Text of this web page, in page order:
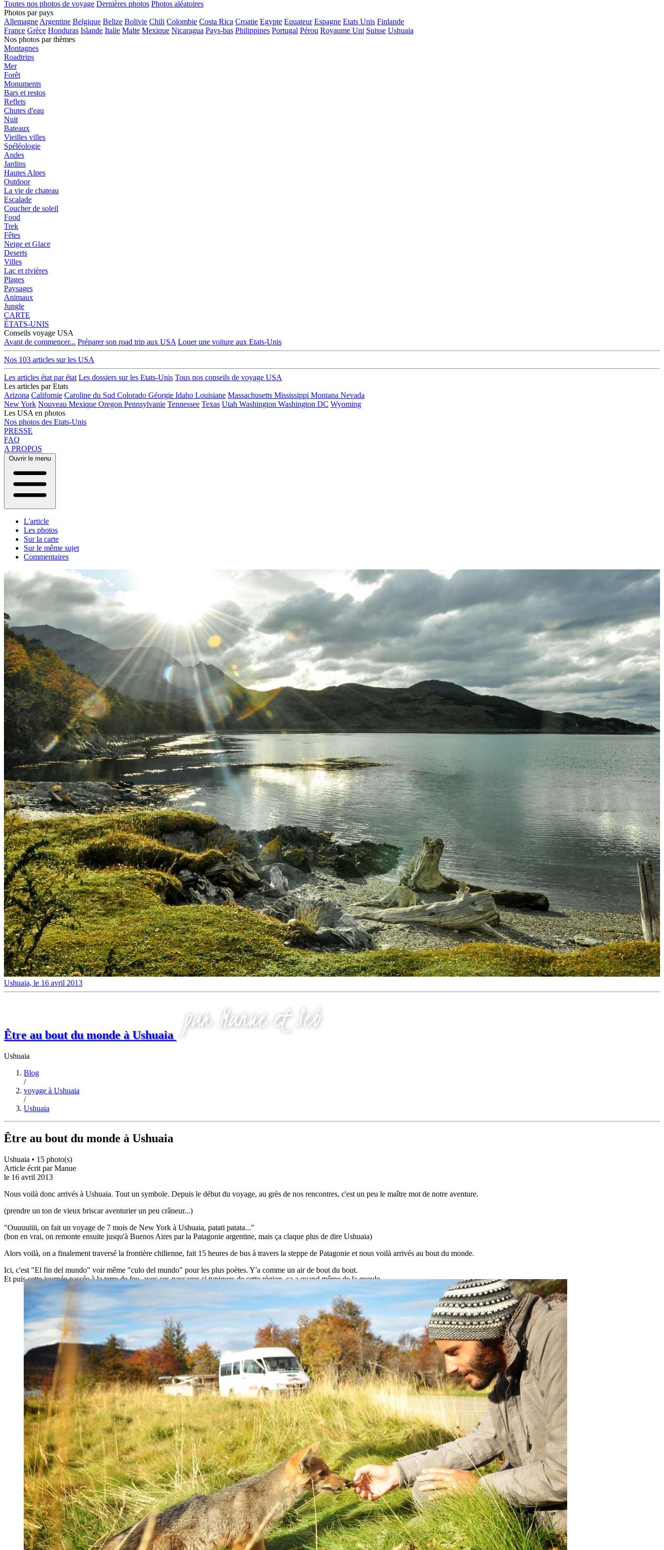
Toutes nos photos de voyage Dernières photos Photos aléatoires
Photos par pays
Allemagne Argentine Belgique Belize Bolivie Chili Colombie Costa Rica Croatie Egypte Equateur Espagne Etats Unis Finlande
France Grèce Honduras Islande Italie Malte Mexique Nicaragua Pays-bas Philippines Portugal Pérou Royaume Uni Suisse Ushuaia
Nos photos par thèmes
Montagnes
Roadtrips
Mer
Forêt
Monuments
Bars et restos
Reflets
Chutes d'eau
Nuit
Bateaux
Vieilles villes
Spéléologie
Andes
Jardins
Hautes Alpes
Outdoor
La vie de chateau
Escalade
Coucher de soleil
Food
Trek
Fêtes
Neige et Glace
Deserts
Villes
Lac et rivières
Plages
Paysages
Animaux
Jungle
CARTE
ÉTATS-UNIS
Conseils voyage USA
Avant de commencer... Préparer son road trip aux USA Louer une voiture aux Etats-Unis
Nos 103 articles sur les USA
Les articles état par état Les dossiers sur les Etats-Unis Tous nos conseils de voyage USA
Les articles par Etats
Arizona Californie Caroline du Sud Colorado Géorgie Idaho Louisiane Massachusetts Mississippi Montana Nevada
New York Nouveau Mexique Oregon Pennsylvanie Tennessee Texas Utah Washington Washington DC Wyoming
Les USA en photos
Nos photos des Etats-Unis
PRESSE
FAQ
A PROPOS
Ouvrir le menu
L'article
Les photos
Sur la carte
Sur le même sujet
Commentaires
Ushuaia, le 16 avril 2013
Être au bout du monde à Ushuaia
Ushuaia
Blog
/
voyage à Ushuaia
/
Ushuaia
Être au bout du monde à Ushuaia
Ushuaia • 15 photo(s)
Article écrit parManue
le 16 avril 2013
Nous voilà donc arrivés à Ushuaia. Tout un symbole. Depuis le début du voyage, au grès de nos rencontres, c'est un peu le maître mot de notre aventure.
(prendre un ton de vieux briscar aventurier un peu crâneur...)
"Ouuuuiiii, on fait un voyage de 7 mois de New York à Ushuaia, patati patata..."
(bon en vrai, on remonte ensuite jusqu'à Buenos Aires par la Patagonie argentine, mais ça claque plus de dire Ushuaia)
Alors voilà, on a finalement traversé la frontière chilienne, fait 15 heures de bus à travers la steppe de Patagonie et nous voilà arrivés au bout du monde.
Ici, c'est "El fin del mundo" voir même "culo del mundo" pour les plus poètes. Y'a comme un air de bout du bout.
Et puis cette journée passée à la terre de feu, avec ces paysages si typiques de cette région, ça a quand même de la gueule.